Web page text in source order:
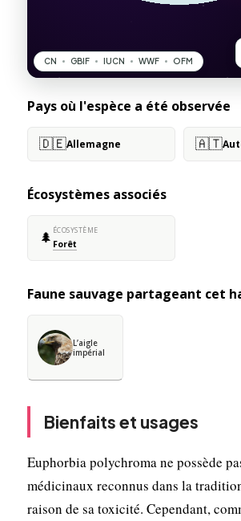
Pays où l'espèce a été observée
🇩🇪Allemagne 🇦🇹
Écosystèmes associés
🌲 ÉCOSYSTÈME
Forêt
Faune sauvage partageant cet
L’aigle
impérial
Bienfaits et usages
Euphorbia polychroma ne possède
médicinaux reconnus dans la
raison de sa toxicité. Cependant,